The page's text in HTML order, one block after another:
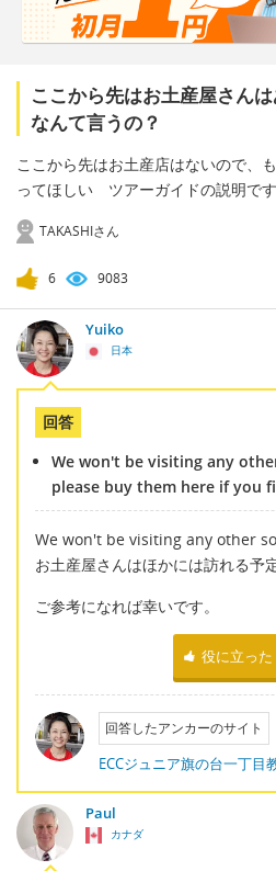
ここから先はお土産屋さん
なんて言うの？
ここから先はお土産店はないので、
ってほしい ツアーガイドの説明です
TAKASHIさん
6 9083
Yuiko
日本
回答
We won't be visiting any
please buy them here if you
We won't be visiting any other
お土産屋さんはほかには訪れる予
ご参考になれば幸いです。
役に立った
回答したアンカーのサイト
ECCジュニア旗の台一丁目
Paul
カナダ